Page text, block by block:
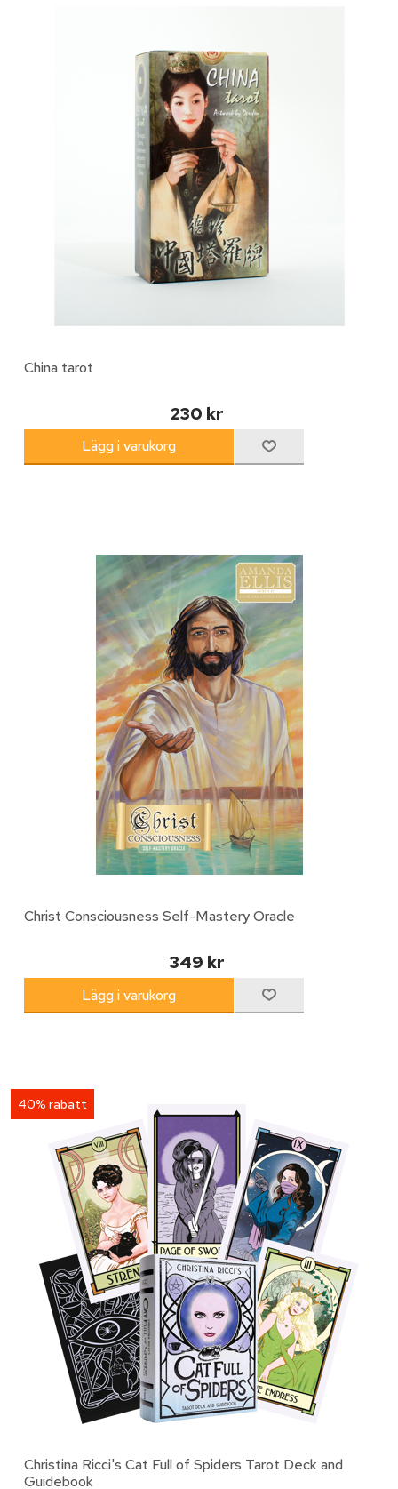
China tarot
230 kr
Christ Consciousness Self-Mastery Oracle
349 kr
40% rabatt
Christina Ricci's Cat Full of Spiders Tarot Deck and
Guidebook